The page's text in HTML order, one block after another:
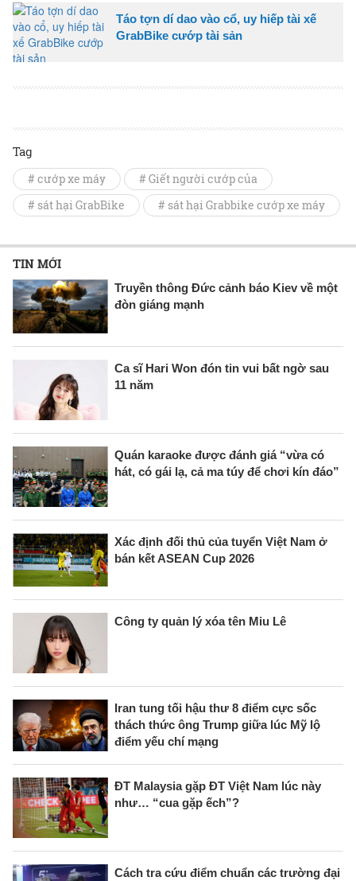
Táo tợn dí dao vào cổ, uy hiếp tài xế
GrabBike cướp tài sản
Tag
# cướp xe máy
# Giết người cướp của
# sát hại GrabBike
# sát hại Grabbike cướp xe máy
TIN MỚI
Truyền thông Đức cảnh báo Kiev về một
đòn giáng mạnh
Ca sĩ Hari Won đón tin vui bất ngờ sau
11 năm
Quán karaoke được đánh giá “vừa có
hát, có gái lạ, cả ma túy để chơi kín đáo”
Xác định đối thủ của tuyển Việt Nam ở
bán kết ASEAN Cup 2026
Công ty quản lý xóa tên Miu Lê
Iran tung tối hậu thư 8 điểm cực sốc
thách thức ông Trump giữa lúc Mỹ lộ
điểm yếu chí mạng
ĐT Malaysia gặp ĐT Việt Nam lúc này
như… “cua gặp ếch”?
Cách tra cứu điểm chuẩn các trường đại